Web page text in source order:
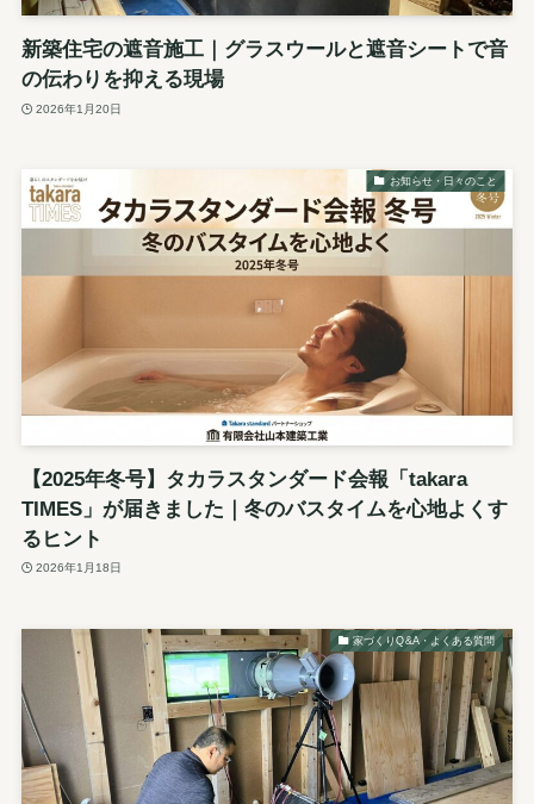
新築住宅の遮音施工｜グラスウールと遮音シートで音
の伝わりを抑える現場
2026年1月20日
お知らせ・日々のこと
【2025年冬号】タカラスタンダード会報「takara
TIMES」が届きました｜冬のバスタイムを心地よくす
るヒント
2026年1月18日
家づくりQ&A・よくある質問